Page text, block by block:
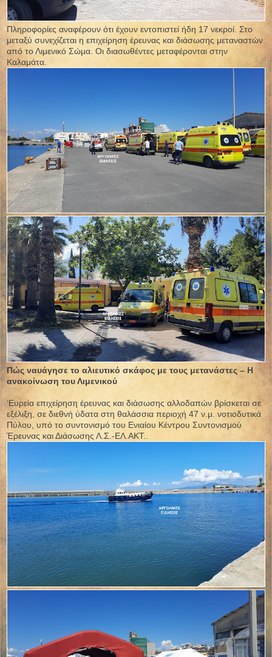
Πληροφορίες αναφέρουν ότι έχουν εντοπιστεί ήδη 17 νεκροί. Στο
μεταξύ συνεχίζεται η επιχείρηση έρευνας και διάσωσης μεταναστών
από το Λιμενικό Σώμα. Οι διασωθέντες μεταφέρονται στην
Καλαμάτα.
Πώς ναυάγησε το αλιευτικό σκάφος με τους μετανάστες – Η
ανακοίνωση του Λιμενικού
‘Ευρεία επιχείρηση έρευνας και διάσωσης αλλοδαπών βρίσκεται σε
εξέλιξη, σε διεθνή ύδατα στη θαλάσσια περιοχή 47 ν.μ. νοτιοδυτικά
Πύλου, υπό το συντονισμό του Ενιαίου Κέντρου Συντονισμού
Έρευνας και Διάσωσης Λ.Σ.-ΕΛ.ΑΚΤ..